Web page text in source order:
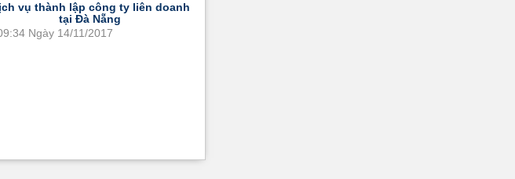
vụ thành lập công ty liên doanh
tại Đà Nẵng
Ngày 14/11/2017